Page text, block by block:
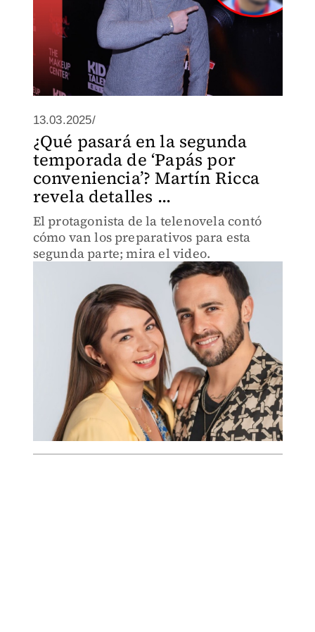
13.03.2025/
¿Qué pasará en la segunda
temporada de ‘Papás por
conveniencia’? Martín Ricca
revela detalles ...
El protagonista de la telenovela contó
cómo van los preparativos para esta
segunda parte; mira el video.